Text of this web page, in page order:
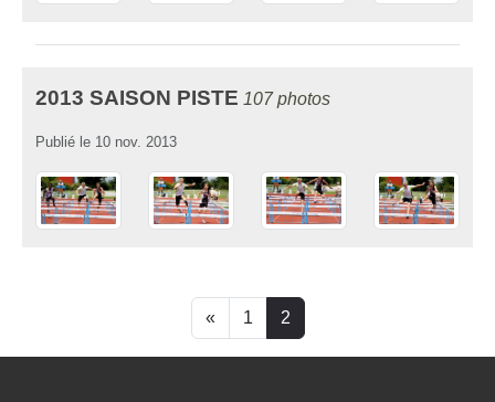
2013 SAISON PISTE 107 photos
Publié le 10 nov. 2013
« 1 2